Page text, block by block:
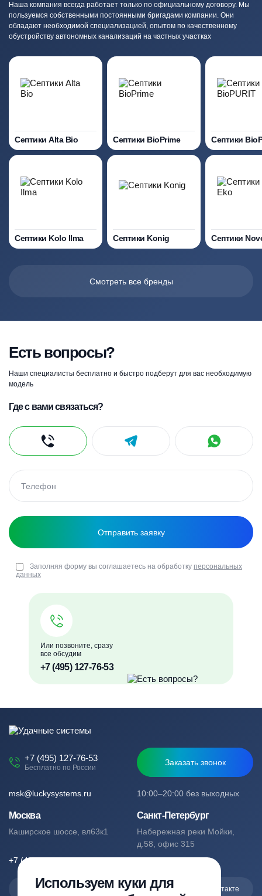
Наша компания всегда работает только по официальному договору. Мы
пользуемся собственными постоянными бригадами компании. Они
обладают необходимой специализацией, опытом по качественному
обустройству автономных канализаций на частных участках
Септики Alta Bio Септики BioPrime Септики
Септики Kolo Ilma Септики Konig Септики
Смотреть все бренды
Есть вопросы?
Наши специалисты бесплатно и быстро подберут для вас необходимую
модель
Или позвоните, сразу
все обсудим
+7 (495) 127-76-53
Где с вами связаться?
Заполняя форму вы соглашаетесь на обработку персональных
данных
+7 (495) 127-76-53
Бесплатно по России
Заказать звонок
10:00–20:00 без выходных
msk@luckysystems.ru
Москва
Каширское шоссе, вл63к1
+7 (495) 127-76-53
Санкт-Петербург
Набережная реки Мойки,
д.58, офис 315
+7 (812) 244-49-61
Max Telegram Вконтакте
Используем куки для